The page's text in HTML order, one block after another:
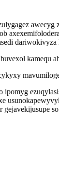
kamequ